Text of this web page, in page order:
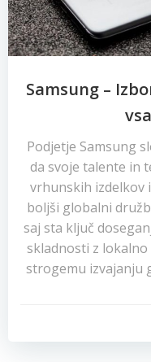
Samsung –
Podjetje Samsung
da svoje talente in
vrhunskih izdelkov
boljši globalni
saj sta ključ
skladnosti z
strogemu izvajanju